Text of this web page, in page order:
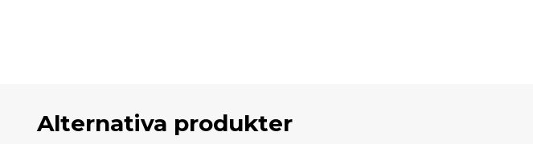
Alternativa produkter